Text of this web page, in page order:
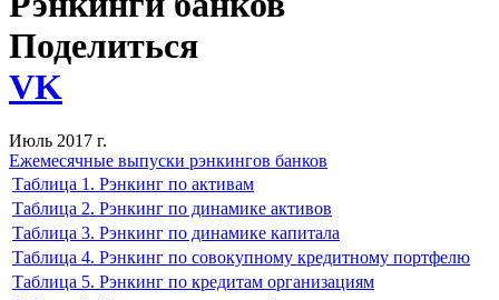
Поделиться
VK
Июль 2017 г.
Ежемесячные выпуски рэнкингов банков
Таблица 1. Рэнкинг по активам
Таблица 2. Рэнкинг по динамике активов
Таблица 3. Рэнкинг по динамике капитала
Таблица 4. Рэнкинг по совокупному кредитному портфелю
Таблица 5. Рэнкинг по кредитам организациям